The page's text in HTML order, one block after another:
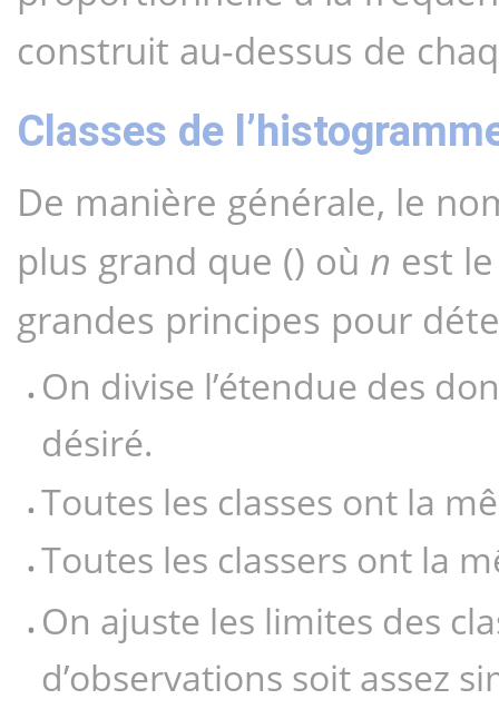
construit au-dessus de
Classes de
De manière générale, le
plus grand que () où n est
grandes principes pour
On divise l’étendue des
désiré.
Toutes les classes ont la
Toutes les classers ont la
On ajuste les limites des
d’observations soit assez